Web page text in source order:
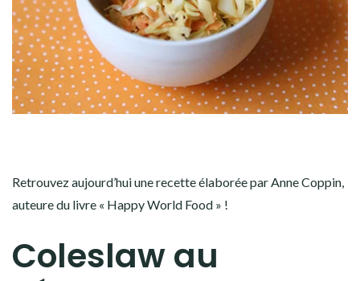
Retrouvez aujourd’hui une recette élaborée par Anne Coppin,
auteure du livre « Happy World Food » !
Coleslaw au